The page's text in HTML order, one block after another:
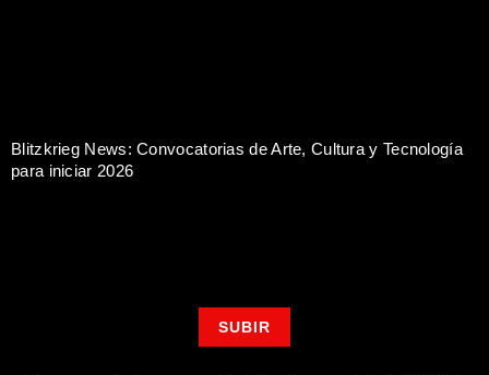
Blitzkrieg News: Convocatorias de Arte, Cultura y Tecnología
para iniciar 2026
SUBIR